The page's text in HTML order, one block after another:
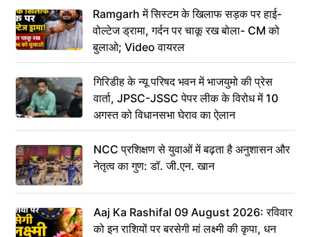
Ramgarh में सिस्टम के खिलाफ सड़क पर हाई-
वोल्टेज ड्रामा, गर्दन पर चाकू रख बोला- CM को
बुलाओ; Video वायरल
गिरिडीह के न्यू परिषद भवन में भाजयुमो की प्रेस
वार्ता, JPSC-JSSC पेपर लीक के विरोध में 10
अगस्त को विधानसभा घेराव का ऐलान
NCC प्रशिक्षण से युवाओं में बढ़ता है अनुशासन और
नेतृत्व का गुण: डॉ. जी.एन. खान
Aaj Ka Rashifal 09 August 2026: रविवार
को इन राशियों पर बरसेगी मां लक्ष्मी की कृपा, धन